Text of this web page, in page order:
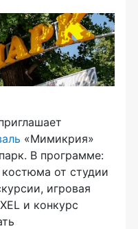
«Мимикрия»
В программе:
от студии
игровая
и конкурс